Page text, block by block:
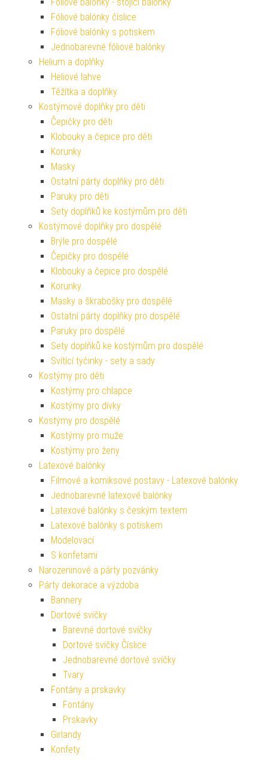
Fóliové balónky číslice
Fóliové balónky s potiskem
Jednobarevné fóliové balónky
Helium a doplňky
Heliové lahve
Těžítka a doplňky
Kostýmové doplňky pro děti
Čepičky pro děti
Klobouky a čepice pro děti
Korunky
Masky
Ostatní párty doplňky pro děti
Paruky pro děti
Sety doplňků ke kostýmům pro děti
Kostýmové doplňky pro dospělé
Brýle pro dospělé
Čepičky pro dospělé
Klobouky a čepice pro dospělé
Korunky
Masky a škrabošky pro dospělé
Ostatní párty doplňky pro dospělé
Paruky pro dospělé
Sety doplňků ke kostýmům pro dospělé
Svítící tyčinky - sety a sady
Kostýmy pro děti
Kostýmy pro chlapce
Kostýmy pro dívky
Kostýmy pro dospělé
Kostýmy pro muže
Kostýmy pro ženy
Latexové balónky
Filmové a komiksové postavy - Latexové balónky
Jednobarevné latexové balónky
Latexové balónky s českým textem
Latexové balónky s potiskem
Modelovací
S konfetami
Narozeninové a párty pozvánky
Párty dekorace a výzdoba
Bannery
Dortové svíčky
Barevné dortové svíčky
Dortové svíčky Číslice
Jednobarevné dortové svíčky
Tvary
Fontány a prskavky
Fontány
Prskavky
Girlandy
Konfety